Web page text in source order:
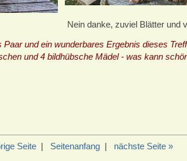
Nein danke, zuviel Blätter und
Paar und ein wunderbares Ergebnis dieses
und 4 bildhübsche Mädel - was kann
Seite | Seitenanfang | nächste Seite »